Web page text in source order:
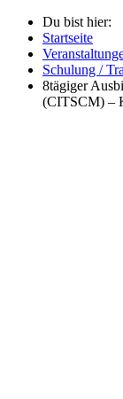
Du bist hier:
Startseite
Schulung /
8tägiger
(CITSCM) –